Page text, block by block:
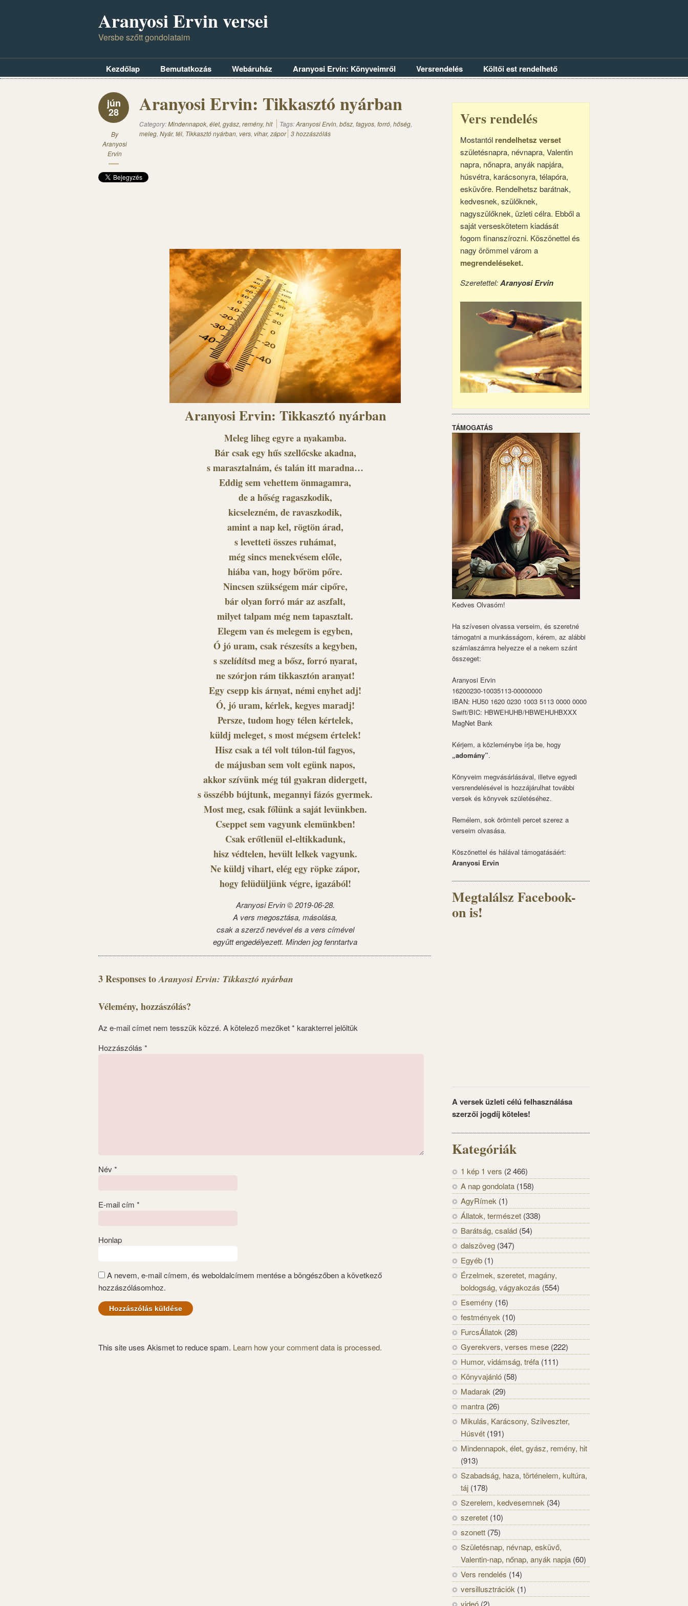
Aranyosi Ervin versei
Versbe szőtt gondolataim
Kezdőlap Bemutatkozás Webáruház Aranyosi Ervin: Könyveimről Versrendelés Költői est rendelhető
jún
28
By
Aranyosi
Ervin
Aranyosi Ervin: Tikkasztó nyárban
Category:Mindennapok, élet, gyász, remény, hit Tags:Aranyosi Ervin, bősz, fagyos, forró, hőség,
meleg, Nyár, tél, Tikkasztó nyárban, vers, vihar, zápor 3 hozzászólás
Aranyosi Ervin: Tikkasztó nyárban
Meleg liheg egyre a nyakamba.
Bár csak egy hűs szellőcske akadna,
s marasztalnám, és talán itt maradna…
Eddig sem vehettem önmagamra,
de a hőség ragaszkodik,
kicselezném, de ravaszkodik,
amint a nap kel, rögtön árad,
s levetteti összes ruhámat,
még sincs menekvésem előle,
hiába van, hogy bőröm pőre.
Nincsen szükségem már cipőre,
bár olyan forró már az aszfalt,
milyet talpam még nem tapasztalt.
Elegem van és melegem is egyben,
Ó jó uram, csak részesíts a kegyben,
s szelídítsd meg a bősz, forró nyarat,
ne szórjon rám tikkasztón aranyat!
Egy csepp kis árnyat, némi enyhet adj!
Ó, jó uram, kérlek, kegyes maradj!
Persze, tudom hogy télen kértelek,
küldj meleget, s most mégsem értelek!
Hisz csak a tél volt túlon-túl fagyos,
de májusban sem volt egünk napos,
akkor szívünk még túl gyakran didergett,
s összébb bújtunk, megannyi fázós gyermek.
Most meg, csak főlünk a saját levünkben.
Cseppet sem vagyunk elemünkben!
Csak erőtlenül el-eltikkadunk,
hisz védtelen, hevült lelkek vagyunk.
Ne küldj vihart, elég egy röpke zápor,
hogy felüdüljünk végre, igazából!
Aranyosi Ervin © 2019-06-28.
A vers megosztása, másolása,
csak a szerző nevével és a vers címével
együtt engedélyezett. Minden jog fenntartva
3 Responses toAranyosi Ervin: Tikkasztó nyárban
Vélemény, hozzászólás?
Az e-mail címet nem tesszük közzé. A kötelező mezőket* karakterrel jelöltük
Hozzászólás *
Név *
E-mail cím *
Honlap
A nevem, e-mail címem, és weboldalcímem mentése a böngészőben a következő
hozzászólásomhoz.
This site uses Akismet to reduce spam. Learn how your comment data is processed.
Vers rendelés
Mostantól rendelhetsz verset
születésnapra, névnapra, Valentin
napra, nőnapra, anyák napjára,
húsvétra, karácsonyra, télapóra,
esküvőre. Rendelhetsz barátnak,
kedvesnek, szülőknek,
nagyszülőknek, üzleti célra. Ebből a
saját verseskötetem kiadását
fogom finanszírozni. Köszönettel és
nagy örömmel várom a
megrendeléseket.
Szeretettel:Aranyosi Ervin
TÁMOGATÁS
Kedves Olvasóm!
Ha szívesen olvassa verseim, és szeretné
támogatni a munkásságom, kérem, az alábbi
számlaszámra helyezze el a nekem szánt
összeget:
Aranyosi Ervin
16200230-10035113-00000000
IBAN: HU50 1620 0230 1003 5113 0000 0000
Swift/BIC: HBWEHUHB/HBWEHUHBXXX
MagNet Bank
Kérjem, a közleménybe írja be, hogy
„adomány”.
Könyveim megvásárlásával, illetve egyedi
versrendelésével is hozzájárulhat további
versek és könyvek születéséhez.
Remélem, sok örömteli percet szerez a
verseim olvasása.
Köszönettel és hálával támogatásáért:
Aranyosi Ervin
Megtalálsz Facebook-
on is!
A versek üzleti célú felhasználása
szerzői jogdíj köteles!
Kategóriák
1 kép 1 vers (2 466)
A nap gondolata (158)
AgyRímek (1)
Állatok, természet (338)
Barátság, család (54)
dalszöveg (347)
Egyéb (1)
Érzelmek, szeretet, magány,
boldogság, vágyakozás (554)
Esemény (16)
festmények (10)
FurcsÁllatok (28)
Gyerekvers, verses mese (222)
Humor, vidámság, tréfa (111)
Könyvajánló (58)
Madarak (29)
mantra (26)
Mikulás, Karácsony, Szilveszter,
Húsvét (191)
Mindennapok, élet, gyász, remény, hit
(913)
Szabadság, haza, történelem, kultúra,
táj (178)
Szerelem, kedvesemnek (34)
szeretet (10)
szonett (75)
Születésnap, névnap, esküvő,
Valentin-nap, nőnap, anyák napja (60)
Vers rendelés (14)
versillusztrációk (1)
videó (2)